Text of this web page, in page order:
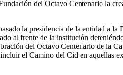
del Octavo Centenario la
la presidencia de la entidad a la
al frente de la institución
del Octavo Centenario de la
el Camino del Cid en aquellas